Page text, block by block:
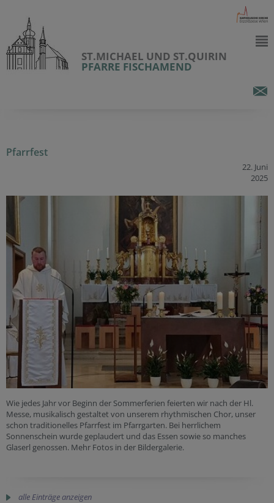
ST.MICHAEL UND ST.QUIRIN
PFARRE FISCHAMEND
Pfarrfest
22. Juni
2025
Wie jedes Jahr vor Beginn der Sommerferien feierten wir nach der Hl.
Messe, musikalisch gestaltet von unserem rhythmischen Chor, unser
schon traditionelles Pfarrfest im Pfarrgarten. Bei herrlichem
Sonnenschein wurde geplaudert und das Essen sowie so manches
Glaserl genossen. Mehr Fotos in der Bildergalerie.
alle Einträge anzeigen